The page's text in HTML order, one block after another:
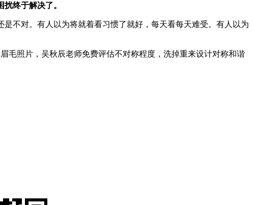
扰终于解决了。
不对。有人以为将就着看习惯了就好，每天看每天难受。有人以为
毛照片，吴秋辰老师免费评估不对称程度，洗掉重来设计对称和谐